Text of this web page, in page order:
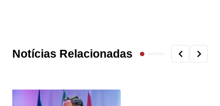
Notícias Relacionadas